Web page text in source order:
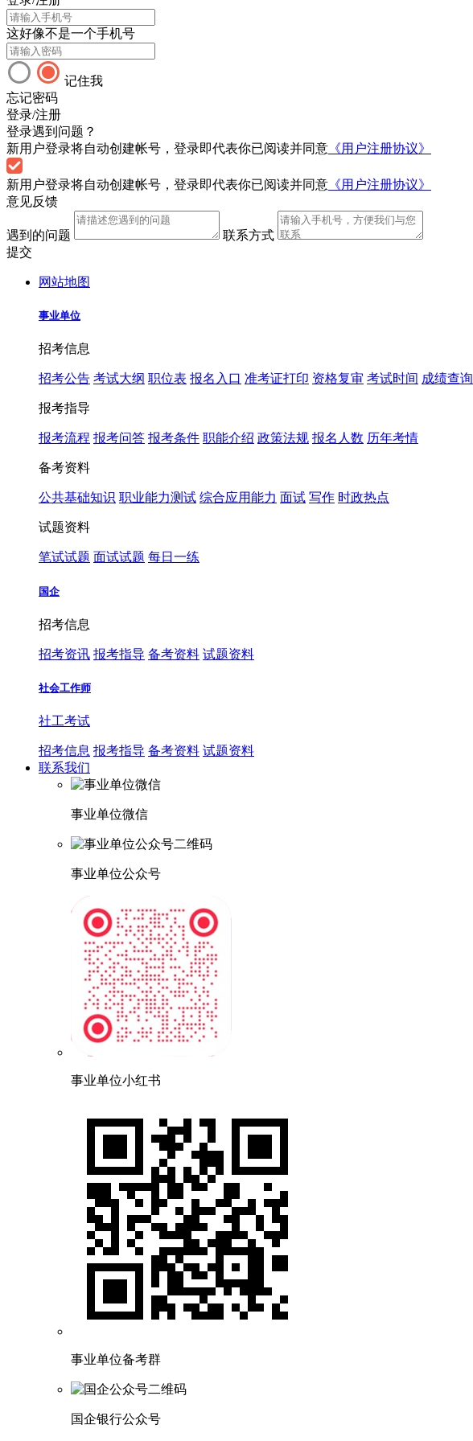
这好像不是一个手机号
记住我
忘记密码
登录/注册
登录遇到问题？
新用户登录将自动创建帐号，登录即代表你已阅读并同意 《用户注册协议》
新用户登录将自动创建帐号，登录即代表你已阅读并同意 《用户注册协议》
意见反馈
遇到的问题
联系方式
提交
网站地图
事业单位
招考信息
招考公告 考试大纲 职位表 报名入口 准考证打印 资格复审 考试时间 成绩查询
报考指导
报考流程 报考问答 报考条件 职能介绍 政策法规 报名人数 历年考情
备考资料
公共基础知识 职业能力测试 综合应用能力 面试 写作 时政热点
试题资料
笔试试题 面试试题 每日一练
国企
招考信息
招考资讯 报考指导 备考资料 试题资料
社会工作师
社工考试
招考信息 报考指导 备考资料 试题资料
联系我们
事业单位微信
事业单位公众号
事业单位小红书
事业单位备考群
国企银行公众号